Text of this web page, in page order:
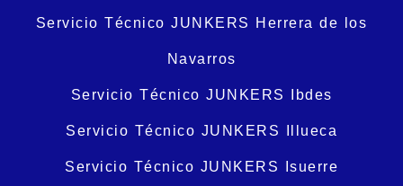
Servicio Técnico JUNKERS Herrera de los
Navarros
Servicio Técnico JUNKERS Ibdes
Servicio Técnico JUNKERS Illueca
Servicio Técnico JUNKERS Isuerre